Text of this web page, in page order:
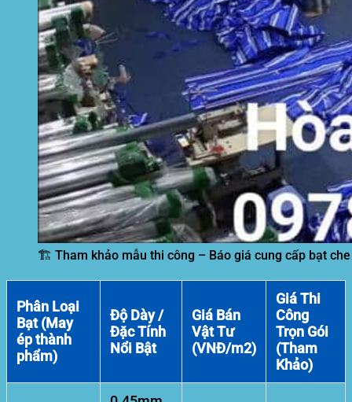
🏗️ Tham khảo mẫu thi công – Báo giá cung cấp bạt
Phân Loại
Bạt (May
ép thành
phẩm)
Độ Dày /
Đặc Tính
Nổi Bật
Giá Bán
Vật Tư
(VNĐ/m2)
Giá Thi
Công
Trọn Gói
(Tham
Khảo)